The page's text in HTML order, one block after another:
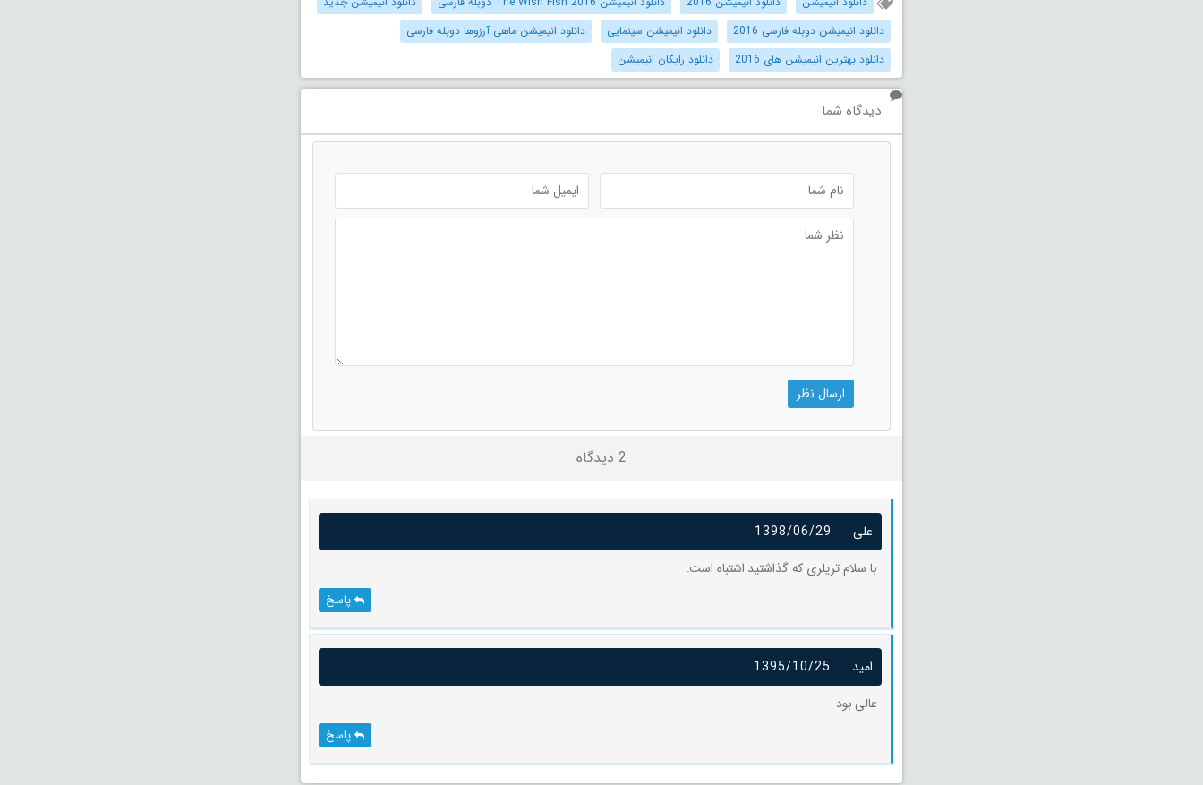
دانلود انیمیشن دوبله فارسی 2016
دانلود انیمیشن سینمایی
دانلود انیمیشن ماهی آرزوها دوبله فارسی
دانلود بهترین انیمیشن های 2016
دانلود رایگان انیمیشن
دیدگاه شما
2 دیدگاه
علی
1398/06/29
با سلام تریلری که گذاشتید اشتباه است.
پاسخ
امید
1395/10/25
عالی بود
پاسخ